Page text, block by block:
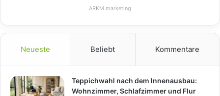
ARKM.marketing
Neueste Beliebt Kommentare
Teppichwahl nach dem Innenausbau:
Wohnzimmer, Schlafzimmer und Flur